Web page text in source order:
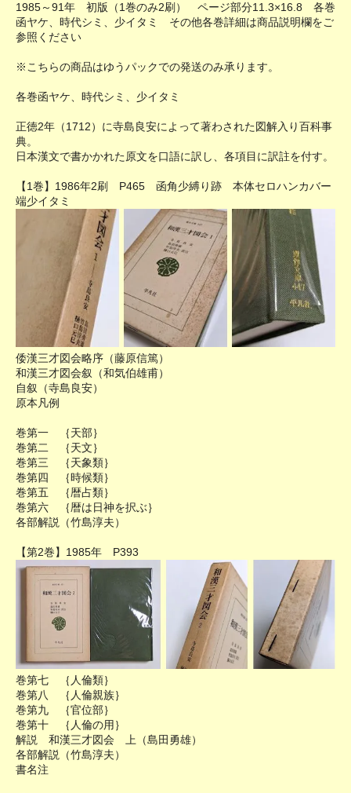
1985～91年 初版（1巻のみ2刷） ページ部分11.3×16.8 各巻
函ヤケ、時代シミ、少イタミ その他各巻詳細は商品説明欄をご
参照ください
※こちらの商品はゆうパックでの発送のみ承ります。
各巻函ヤケ、時代シミ、少イタミ
正徳2年（1712）に寺島良安によって著わされた図解入り百科事
典。
日本漢文で書かかれた原文を口語に訳し、各項目に訳註を付す。
【1巻】1986年2刷 P465 函角少縛り跡 本体セロハンカバー
端少イタミ
倭漢三才図会略序（藤原信篤）
和漢三才図会叙（和気伯雄甫）
自叙（寺島良安）
原本凡例
巻第一 ｛天部｝
巻第二 ｛天文｝
巻第三 ｛天象類｝
巻第四 ｛時候類｝
巻第五 ｛暦占類｝
巻第六 ｛暦は日神を択ぶ｝
各部解説（竹島淳夫）
【第2巻】1985年 P393
巻第七 ｛人倫類｝
巻第八 ｛人倫親族｝
巻第九 ｛官位部｝
巻第十 ｛人倫の用｝
解説 和漢三才図会 上（島田勇雄）
各部解説（竹島淳夫）
書名注